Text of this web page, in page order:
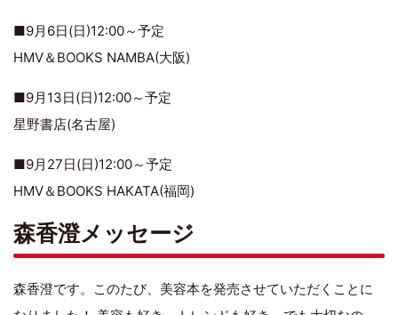
■9月6日(日)12:00～予定
HMV＆BOOKS NAMBA(大阪)
■9月13日(日)12:00～予定
星野書店(名古屋)
■9月27日(日)12:00～予定
HMV＆BOOKS HAKATA(福岡)
森香澄メッセージ
森香澄です。このたび、美容本を発売させていただくことに